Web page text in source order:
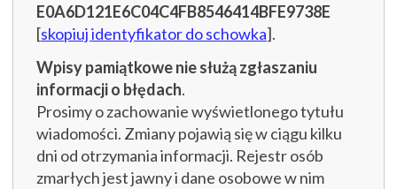
E0A6D121E6C04C4FB8546414BFE9738E
[skopiuj identyfikator do schowka].
Wpisy pamiątkowe nie służą zgłaszaniu
informacji o błędach.
Prosimy o zachowanie wyświetlonego tytułu
wiadomości. Zmiany pojawią się w ciągu kilku
dni od otrzymania informacji. Rejestr osób
zmarłych jest jawny i dane osobowe w nim